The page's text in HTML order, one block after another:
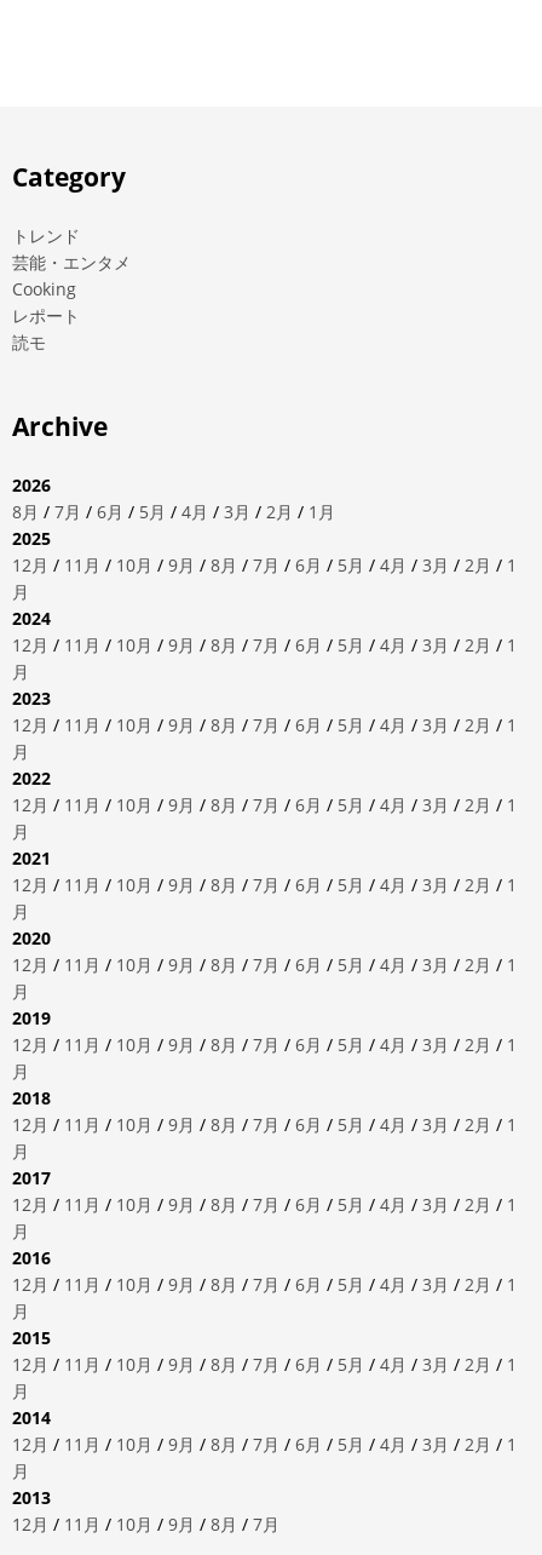
Category
トレンド
芸能・エンタメ
Cooking
レポート
読モ
Archive
2026
8月 / 7月 / 6月 / 5月 / 4月 / 3月 / 2月 / 1月
2025
12月 / 11月 / 10月 / 9月 / 8月 / 7月 / 6月 / 5月 / 4月 / 3月 / 2月 / 1
月
2024
12月 / 11月 / 10月 / 9月 / 8月 / 7月 / 6月 / 5月 / 4月 / 3月 / 2月 / 1
月
2023
12月 / 11月 / 10月 / 9月 / 8月 / 7月 / 6月 / 5月 / 4月 / 3月 / 2月 / 1
月
2022
12月 / 11月 / 10月 / 9月 / 8月 / 7月 / 6月 / 5月 / 4月 / 3月 / 2月 / 1
月
2021
12月 / 11月 / 10月 / 9月 / 8月 / 7月 / 6月 / 5月 / 4月 / 3月 / 2月 / 1
月
2020
12月 / 11月 / 10月 / 9月 / 8月 / 7月 / 6月 / 5月 / 4月 / 3月 / 2月 / 1
月
2019
12月 / 11月 / 10月 / 9月 / 8月 / 7月 / 6月 / 5月 / 4月 / 3月 / 2月 / 1
月
2018
12月 / 11月 / 10月 / 9月 / 8月 / 7月 / 6月 / 5月 / 4月 / 3月 / 2月 / 1
月
2017
12月 / 11月 / 10月 / 9月 / 8月 / 7月 / 6月 / 5月 / 4月 / 3月 / 2月 / 1
月
2016
12月 / 11月 / 10月 / 9月 / 8月 / 7月 / 6月 / 5月 / 4月 / 3月 / 2月 / 1
月
2015
12月 / 11月 / 10月 / 9月 / 8月 / 7月 / 6月 / 5月 / 4月 / 3月 / 2月 / 1
月
2014
12月 / 11月 / 10月 / 9月 / 8月 / 7月 / 6月 / 5月 / 4月 / 3月 / 2月 / 1
月
2013
12月 / 11月 / 10月 / 9月 / 8月 / 7月